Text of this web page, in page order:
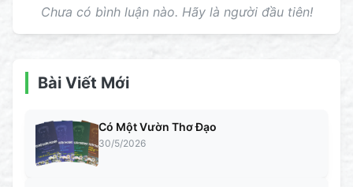
Chưa có bình luận nào. Hãy là người đầu tiên!
Bài Viết Mới
Có Một Vườn Thơ Đạo
30/5/2026